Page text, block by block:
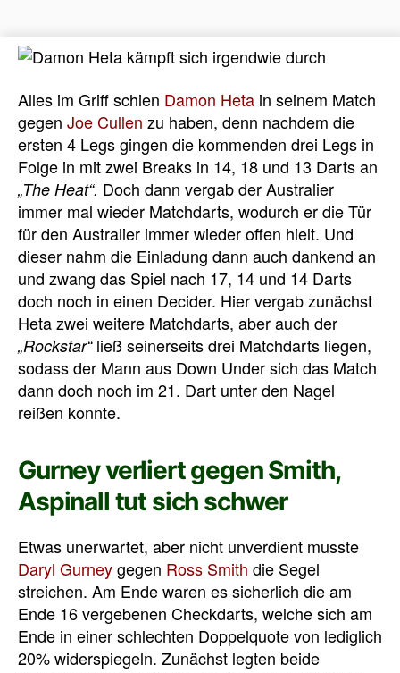
Alles im Griff schien Damon Heta in seinem Match
gegen Joe Cullen zu haben, denn nachdem die
ersten 4 Legs gingen die kommenden drei Legs in
Folge in mit zwei Breaks in 14, 18 und 13 Darts an
„The Heat“. Doch dann vergab der Australier
immer mal wieder Matchdarts, wodurch er die Tür
für den Australier immer wieder offen hielt. Und
dieser nahm die Einladung dann auch dankend an
und zwang das Spiel nach 17, 14 und 14 Darts
doch noch in einen Decider. Hier vergab zunächst
Heta zwei weitere Matchdarts, aber auch der
„Rockstar“ließ seinerseits drei Matchdarts liegen,
sodass der Mann aus Down Under sich das Match
dann doch noch im 21. Dart unter den Nagel
reißen konnte.
Gurney verliert gegen Smith,
Aspinall tut sich schwer
Etwas unerwartet, aber nicht unverdient musste
Daryl Gurneygegen Ross Smith die Segel
streichen. Am Ende waren es sicherlich die am
Ende 16 vergebenen Checkdarts, welche sich am
Ende in einer schlechten Doppelquote von lediglich
20% widerspiegeln. Zunächst legten beide